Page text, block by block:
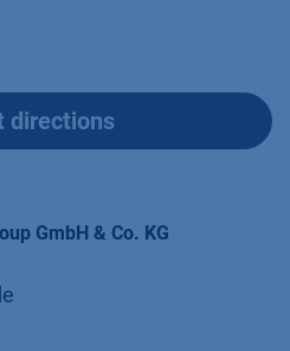
directions
GmbH & Co. KG